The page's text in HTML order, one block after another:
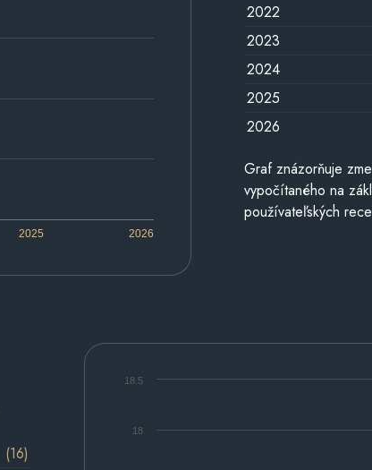
2025 2026
2022
2023
2024
2025
2026
Graf znázorňuje
vypočítaného na
používateľských
18
18.5
(16)